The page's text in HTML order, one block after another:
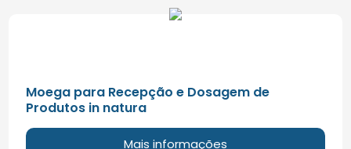
Moega para Recepção e Dosagem de
Produtos in natura
Mais informações